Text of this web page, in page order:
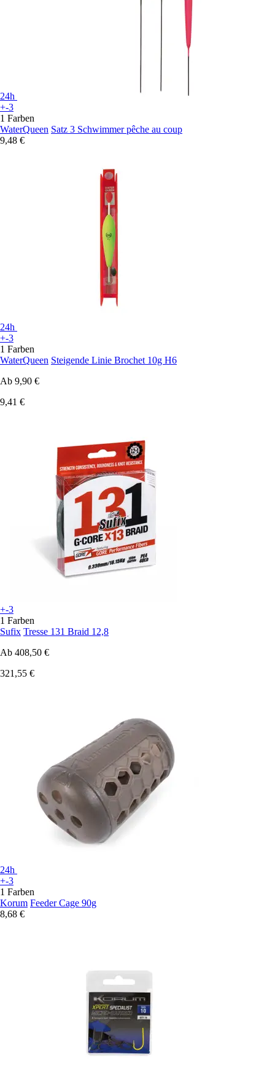
24h
+-3
1 Farben
WaterQueen Satz 3 Schwimmer pêche au coup
9,48 €
24h
+-3
1 Farben
WaterQueen Steigende Linie Brochet 10g H6
Ab 9,90 €
9,41 €
+-3
1 Farben
Sufix Tresse 131 Braid 12,8
Ab 408,50 €
321,55 €
24h
+-3
1 Farben
Korum Feeder Cage 90g
8,68 €